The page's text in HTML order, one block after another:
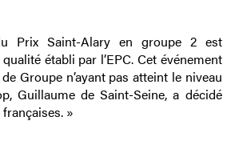
Prix Saint-Alary en groupe 2 est
établi par l’EPC. Cet événement
Groupe n’ayant pas atteint le niveau
Guillaume de Saint-Seine, a décidé
»